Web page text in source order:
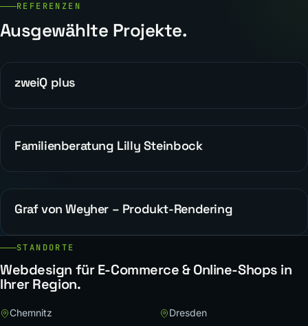
REFERENZEN
Ausgewählte Projekte.
WEBDESIGN
zweiQ plus
WEBDESIGN
Familienberatung Lilly Steinbock
WEBDESIGN
Graf von Weyher – Produkt-Rendering
STANDORTE
Webdesign für E-Commerce & Online-Shops in
Ihrer Region.
Chemnitz Dresden